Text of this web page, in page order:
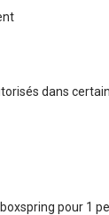
dans
pour 1